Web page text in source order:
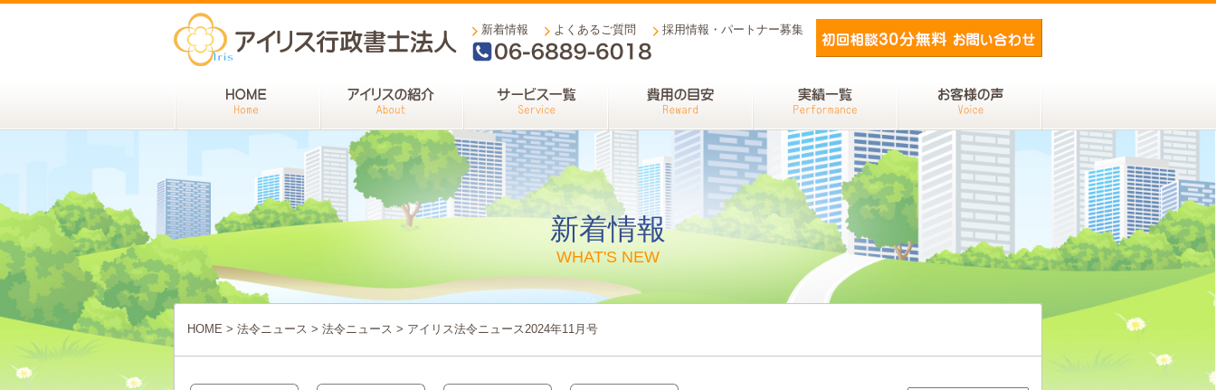
新着情報 よくあるご質問 採用情報・パートナー募集
新着情報
WHAT'S NEW
HOME > 法令ニュース > 法令ニュース > アイリス法令ニュース2024年11月号